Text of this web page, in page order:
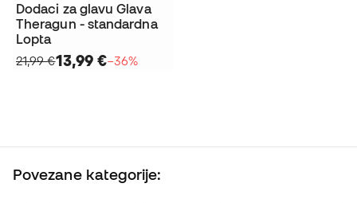
Dodaci za glavu Glava
Theragun - standardna
Lopta
21,99 €13,99 €−36%
Povezane kategorije: